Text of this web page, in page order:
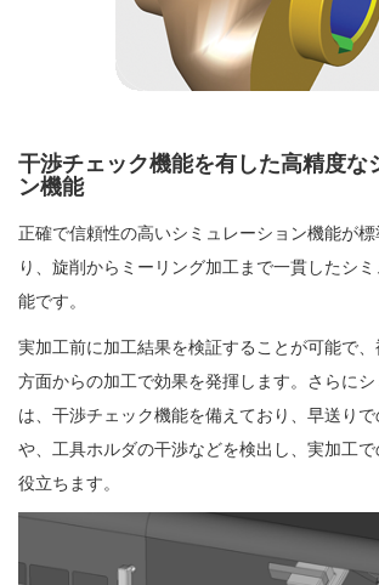
干渉チェック機能を有した高精度な
ン機能
正確で信頼性の高いシミュレーション機能が
り、旋削からミーリング加工まで一貫したシ
能です。
実加工前に加工結果を検証することが可能で
方面からの加工で効果を発揮します。さらに
は、干渉チェック機能を備えており、早送り
や、工具ホルダの干渉などを検出し、実加工
役立ちます。